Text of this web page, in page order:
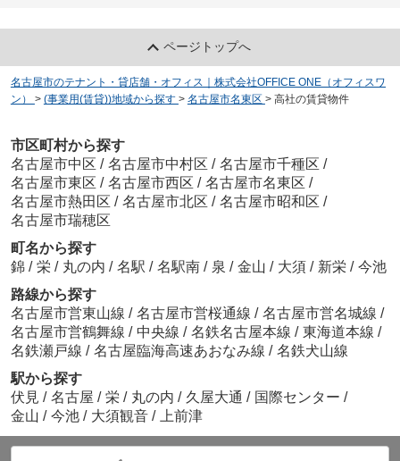
ページトップへ
名古屋市のテナント・貸店舗・オフィス｜株式会社OFFICE ONE（オフィスワ
ン）
> (事業用(賃貸))地域から探す > 名古屋市名東区 > 高社の賃貸物件
市区町村から探す
名古屋市中区 / 名古屋市中村区 / 名古屋市千種区 /
名古屋市東区 / 名古屋市西区 / 名古屋市名東区 /
名古屋市熱田区 / 名古屋市北区 / 名古屋市昭和区 /
名古屋市瑞穂区
町名から探す
錦 / 栄 / 丸の内 / 名駅 / 名駅南 / 泉 / 金山 / 大須 / 新栄 / 今池
路線から探す
名古屋市営東山線 / 名古屋市営桜通線 / 名古屋市営名城線 /
名古屋市営鶴舞線 / 中央線 / 名鉄名古屋本線 / 東海道本線 /
名鉄瀬戸線 / 名古屋臨海高速あおなみ線 / 名鉄犬山線
駅から探す
伏見 / 名古屋 / 栄 / 丸の内 / 久屋大通 / 国際センター /
金山 / 今池 / 大須観音 / 上前津